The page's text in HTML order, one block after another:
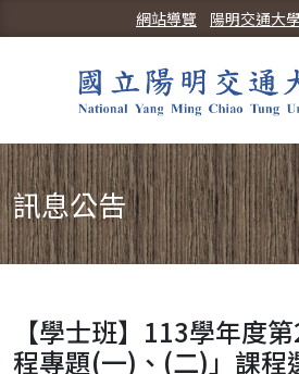
陽明交通大
網站導覽
訊息公告
【學士班】113學年度
程專題(一)、(二)」課程